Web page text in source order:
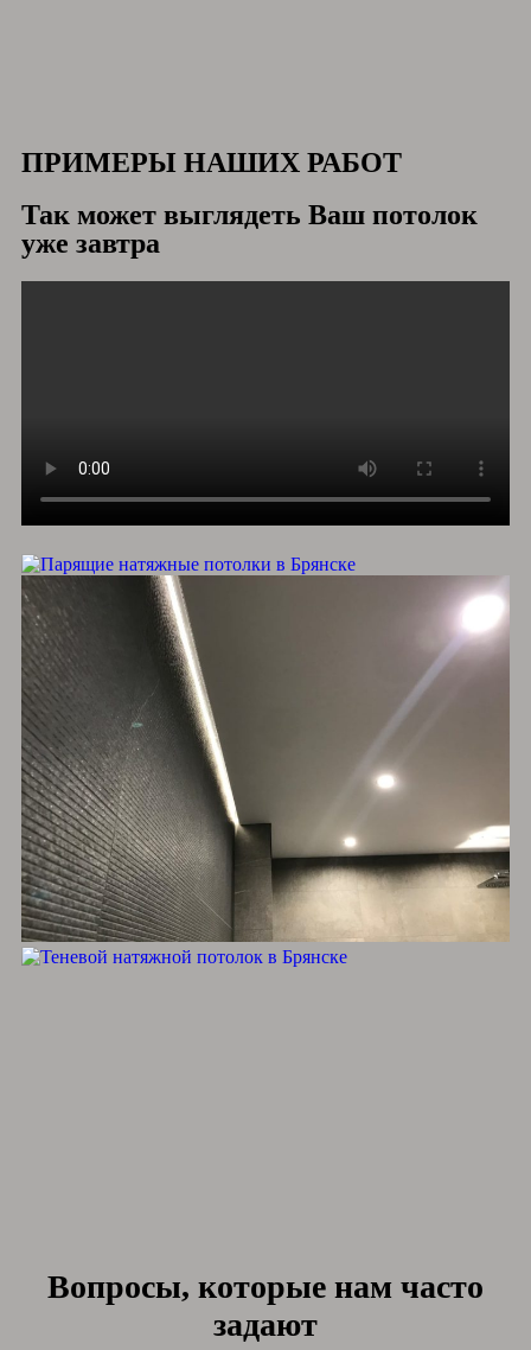
ПРИМЕРЫ НАШИХ РАБОТ
Так может выглядеть Ваш потолок
уже завтра
Вопросы, которые нам часто
задают